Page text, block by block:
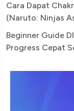
Cara Dapat
(Naruto: Ninjas
Beginner Guide
Progress Cepat